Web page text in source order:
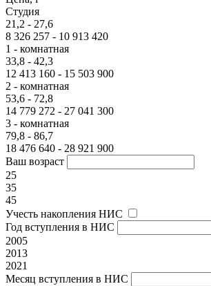
Студия
21,2 - 27,6
8 326 257 - 10 913 420
1 - комнатная
33,8 - 42,3
12 413 160 - 15 503 900
2 - комнатная
53,6 - 72,8
14 779 272 - 27 041 300
3 - комнатная
79,8 - 86,7
18 476 640 - 28 921 900
Ваш возраст
25
35
45
Учесть накопления НИС
Год вступления в НИС
2005
2013
2021
Месяц вступления в НИС